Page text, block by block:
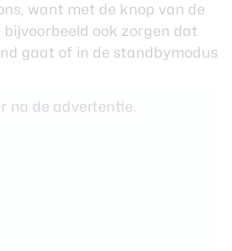
want met de knop van de
bijvoorbeeld ook zorgen dat
gaat of in de standbymodus
na de advertentie.